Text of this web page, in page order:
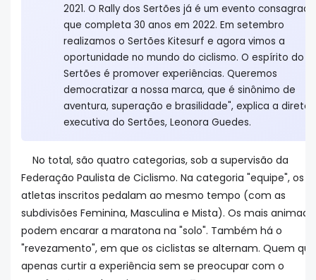
2021. O Rally dos Sertões já é um evento
que completa 30 anos em 2022. Em setembro
realizamos o Sertões Kitesurf e agora vimos a
oportunidade no mundo do ciclismo. O espírito do
Sertões é promover experiências. Queremos
democratizar a nossa marca, que é sinônimo de
aventura, superação e brasilidade", explica a
executiva do Sertões, Leonora Guedes.
No total, são quatro categorias, sob a supervisão da
Federação Paulista de Ciclismo. Na categoria "equipe", os
atletas inscritos pedalam ao mesmo tempo (com as
subdivisões Feminina, Masculina e Mista). Os mais
podem encarar a maratona na "solo". Também há o
"revezamento", em que os ciclistas se alternam. Quem
apenas curtir a experiência sem se preocupar com o